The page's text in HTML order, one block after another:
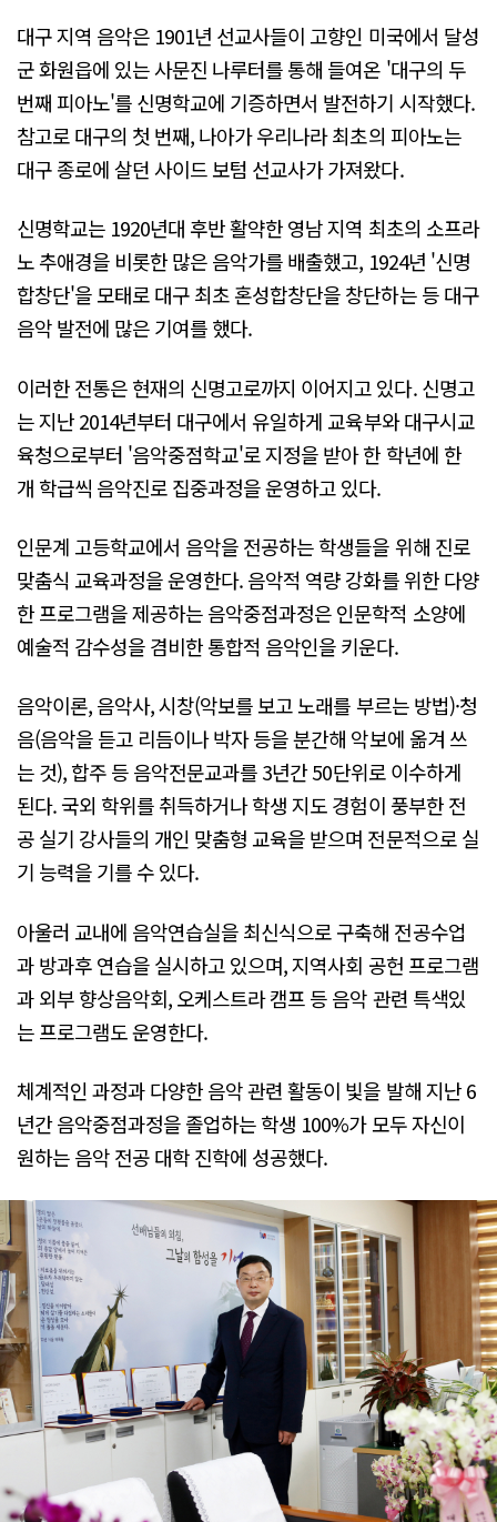
대구 지역 음악은 1901년 선교사들이 고향인 미국에서 달성
군 화원읍에 있는 사문진 나루터를 통해 들여온 '대구의 두
번째 피아노'를 신명학교에 기증하면서 발전하기 시작했다.
참고로 대구의 첫 번째, 나아가 우리나라 최초의 피아노는
대구 종로에 살던 사이드 보텀 선교사가 가져왔다.
신명학교는 1920년대 후반 활약한 영남 지역 최초의 소프라
노 추애경을 비롯한 많은 음악가를 배출했고, 1924년 '신명
합창단'을 모태로 대구 최초 혼성합창단을 창단하는 등 대구
음악 발전에 많은 기여를 했다.
이러한 전통은 현재의 신명고로까지 이어지고 있다. 신명고
는 지난 2014년부터 대구에서 유일하게 교육부와 대구시교
육청으로부터 '음악중점학교'로 지정을 받아 한 학년에 한
개 학급씩 음악진로 집중과정을 운영하고 있다.
인문계 고등학교에서 음악을 전공하는 학생들을 위해 진로
맞춤식 교육과정을 운영한다. 음악적 역량 강화를 위한 다양
한 프로그램을 제공하는 음악중점과정은 인문학적 소양에
예술적 감수성을 겸비한 통합적 음악인을 키운다.
음악이론, 음악사, 시창(악보를 보고 노래를 부르는 방법)·청
음(음악을 듣고 리듬이나 박자 등을 분간해 악보에 옮겨 쓰
는 것), 합주 등 음악전문교과를 3년간 50단위로 이수하게
된다. 국외 학위를 취득하거나 학생 지도 경험이 풍부한 전
공 실기 강사들의 개인 맞춤형 교육을 받으며 전문적으로 실
기 능력을 기를 수 있다.
아울러 교내에 음악연습실을 최신식으로 구축해 전공수업
과 방과후 연습을 실시하고 있으며, 지역사회 공헌 프로그램
과 외부 향상음악회, 오케스트라 캠프 등 음악 관련 특색있
는 프로그램도 운영한다.
체계적인 과정과 다양한 음악 관련 활동이 빛을 발해 지난 6
년간 음악중점과정을 졸업하는 학생 100%가 모두 자신이
원하는 음악 전공 대학 진학에 성공했다.